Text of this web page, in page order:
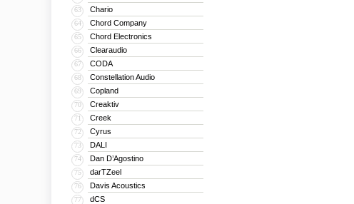
63 Chario
64 Chord Company
65 Chord Electronics
66 Clearaudio
67 CODA
68 Constellation Audio
69 Copland
70 Creaktiv
71 Creek
72 Cyrus
73 DALI
74 Dan D’Agostino
75 darTZeel
76 Davis Acoustics
77 dCS